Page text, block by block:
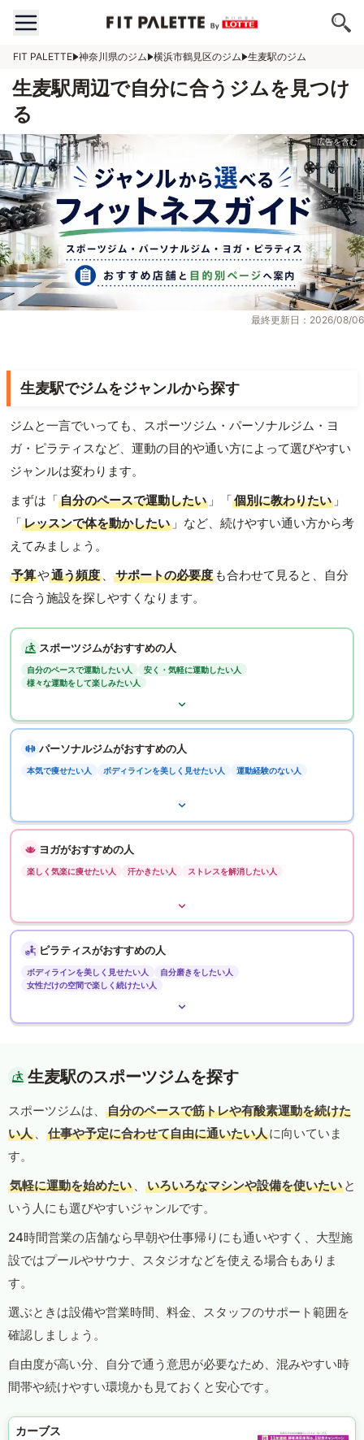
FIT PALETTE 神奈川県のジム 横浜市鶴見区のジム 生麦駅のジム
生麦駅周辺で自分に合うジムを見つけ
る
最終更新日：2026/08/06
生麦駅でジムをジャンルから探す
ジムと一言でいっても、スポーツジム・パーソナルジム・ヨ
ガ・ピラティスなど、運動の目的や通い方によって選びやすい
ジャンルは変わります。
まずは「自分のペースで運動したい 」「個別に教わりたい 」
「レッスンで体を動かしたい 」など、続けやすい通い方から考
えてみましょう。
予算や通う頻度 、 サポートの必要度 も合わせて見ると、自分
に合う施設を探しやすくなります。
スポーツジムがおすすめの人
自分のペースで運動したい人
安く・気軽に運動したい人
様々な運動をして楽しみたい人
パーソナルジムがおすすめの人
本気で痩せたい人 ボディラインを美しく見せたい人 運動経験のない人
ヨガがおすすめの人
楽しく気楽に痩せたい人 汗かきたい人 ストレスを解消したい人
ピラティスがおすすめの人
ボディラインを美しく見せたい人
自分磨きをしたい人
女性だけの空間で楽しく続けたい人
生麦駅のスポーツジムを探す
スポーツジムは、
自分のペースで筋トレや有酸素運動を続けた
い人 、 仕事や予定に合わせて自由に通いたい人に向いていま
す。
気軽に運動を始めたい 、 いろいろなマシンや設備を使いたい と
いう人にも選びやすいジャンルです。
24時間営業の店舗なら早朝や仕事帰りにも通いやすく、大型施
設ではプールやサウナ、スタジオなどを使える場合もありま
す。
選ぶときは設備や営業時間、料金、スタッフのサポート範囲を
確認しましょう。
自由度が高い分、自分で通う意思が必要なため、混みやすい時
間帯や続けやすい環境かも見ておくと安心です。
カーブス